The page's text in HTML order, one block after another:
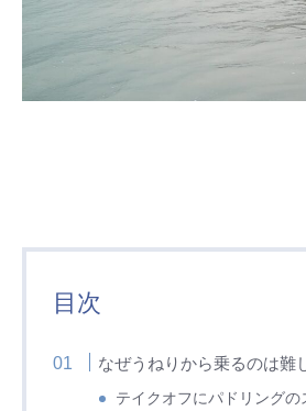
目次
なぜうねりから乗るのは難
テイクオフにパドリングの